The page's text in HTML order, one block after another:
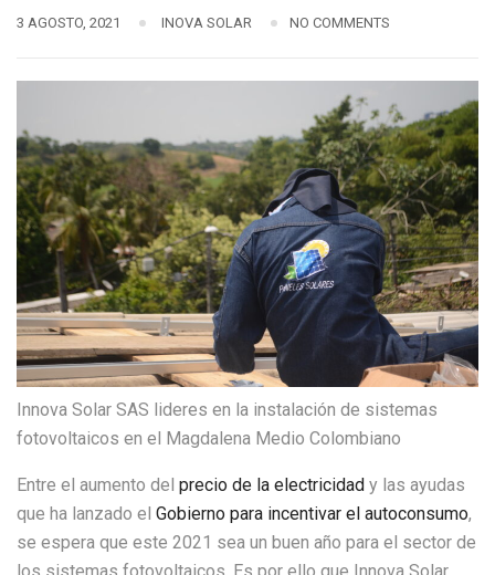
3 AGOSTO, 2021 INOVA SOLAR NO COMMENTS
Innova Solar SAS lideres en la instalación de sistemas
fotovoltaicos en el Magdalena Medio Colombiano
Entre el aumento del precio de la electricidad y las ayudas
que ha lanzado el Gobierno para incentivar el autoconsumo,
se espera que este 2021 sea un buen año para el sector de
los sistemas fotovoltaicos. Es por ello que Innova Solar